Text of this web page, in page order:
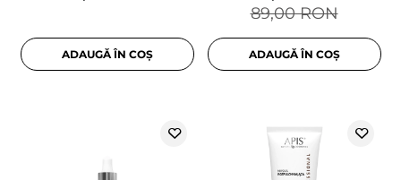
ADAUGĂ ÎN COȘ
89,00 RON
ADAUGĂ ÎN COȘ